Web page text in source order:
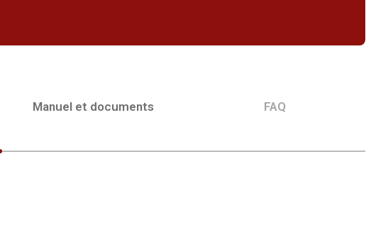
Manuel et documents FAQ